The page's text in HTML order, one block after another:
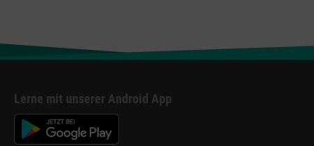
Lerne mit unserer Android App